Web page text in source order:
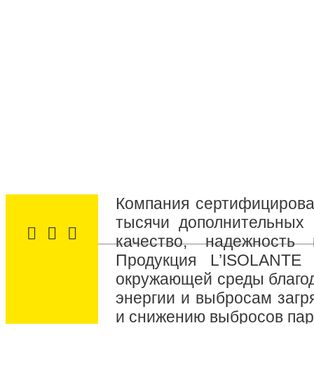
Компания
тысячи
качество,
Продукция
окружающей среды
энергии и выбросам
и снижению выбросов